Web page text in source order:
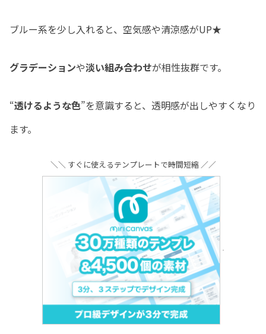
ブルー系を少し入れると、空気感や清涼感がUP★
グラデーションや淡い組み合わせが相性抜群です。
“透けるような色”を意識すると、透明感が出しやすくなり
ます。
＼＼ すぐに使えるテンプレートで時間短縮 ／／